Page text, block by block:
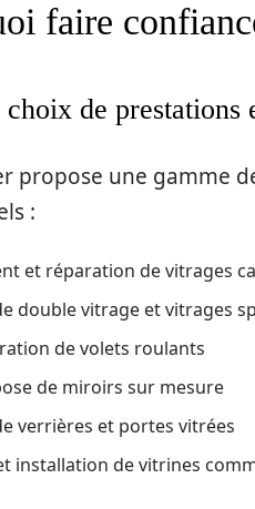
faire
de prestations
propose une gamme
:
et réparation de vitrages
double vitrage et vitrages
de volets roulants
de miroirs sur mesure
verrières et portes vitrées
installation de vitrines